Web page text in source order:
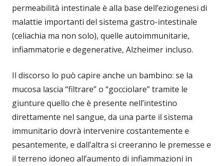
permeabilità intestinale è alla base dell’eziogenesi di
malattie importanti del sistema gastro-intestinale
(celiachia ma non solo), quelle autoimmunitarie,
infiammatorie e degenerative, Alzheimer incluso.
Il discorso lo può capire anche un bambino: se la
mucosa lascia “filtrare” o “gocciolare” tramite le
giunture quello che è presente nell’intestino
direttamente nel sangue, da una parte il sistema
immunitario dovrà intervenire costantemente e
pesantemente, e dall’altra si creeranno le premesse e
il terreno idoneo all’aumento di infiammazioni in